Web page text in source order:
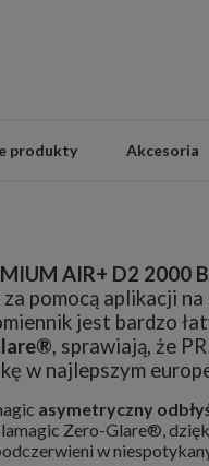
produkty Akcesoria
AIR+ D2 2000
pomocą aplikacji
jest bardzo
, sprawiają, że
w najlepszym
asymetryczny
Zero-Glare®,
w